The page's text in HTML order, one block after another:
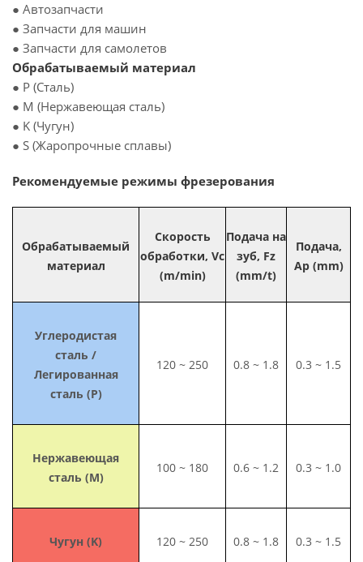
● Автозапчасти
● Запчасти для машин
● Запчасти для самолетов
Обрабатываемый материал
● P (Сталь)
● M (Нержавеющая сталь)
● K (Чугун)
● S (Жаропрочные сплавы)
Рекомендуемые режимы фрезерования
Обрабатываемый
материал
Скорость
обработки, Vc
(m/min)
Подача на
зуб, Fz
(mm/t)
Подача,
Ap (mm)
Углеродистая
сталь /
Легированная
сталь (P)
120 ~ 250 0.8 ~ 1.8 0.3 ~ 1.5
Нержавеющая
сталь (M)
100 ~ 180 0.6 ~ 1.2 0.3 ~ 1.0
Чугун (K) 120 ~ 250 0.8 ~ 1.8 0.3 ~ 1.5